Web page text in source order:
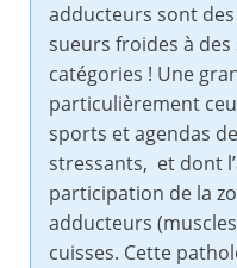
adducteurs sont
sueurs froides à
catégories ! Une
particulièrement
sports et agendas
stressants, et dont
participation de la
adducteurs
cuisses. Cette